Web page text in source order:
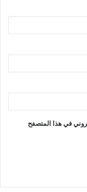
في هذا المتصفح